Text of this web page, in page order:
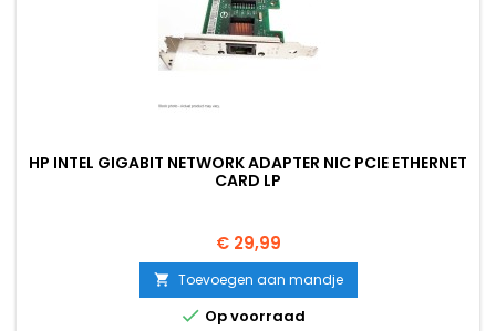
HP INTEL GIGABIT NETWORK ADAPTER NIC PCIE ETHERNET
CARD LP
Prijs
€ 29,99
 Toevoegen aan mandje
 Op voorraad